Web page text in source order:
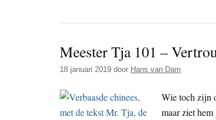
Meester Tja 101 –
18 januari 2019 door Hans van Dam
Wie toch zijn
maar ziet hem